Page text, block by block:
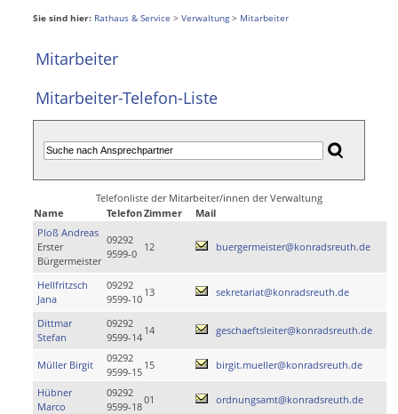
Sie sind hier: Rathaus & Service > Verwaltung> Mitarbeiter
Mitarbeiter
Mitarbeiter-Telefon-Liste
Telefonliste der Mitarbeiter/innen der Verwaltung
Name
TelefonZimmer
Mail
Ploß Andreas
Erster
Bürgermeister
09292
9599-0
12 buergermeister@konradsreuth.de
Hellfritzsch
Jana
09292
9599-10
13 sekretariat@konradsreuth.de
Dittmar
Stefan
09292
9599-14
14 geschaeftsleiter@konradsreuth.de
Müller Birgit
09292
9599-15
15 birgit.mueller@konradsreuth.de
Hübner
Marco
09292
9599-18
01 ordnungsamt@konradsreuth.de